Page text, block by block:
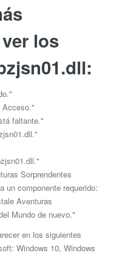
los
Acceso."
faltante."
Sorprendentes
un componente requerido:
Aventuras
Mundo de nuevo."
en los siguientes
Windows 10, Windows